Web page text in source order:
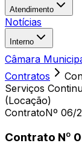
Atendimento
Notícias
Interno
Câmara
Contratos
Serviços
(Locação)
ContratoNº 06/
Contrato Nº